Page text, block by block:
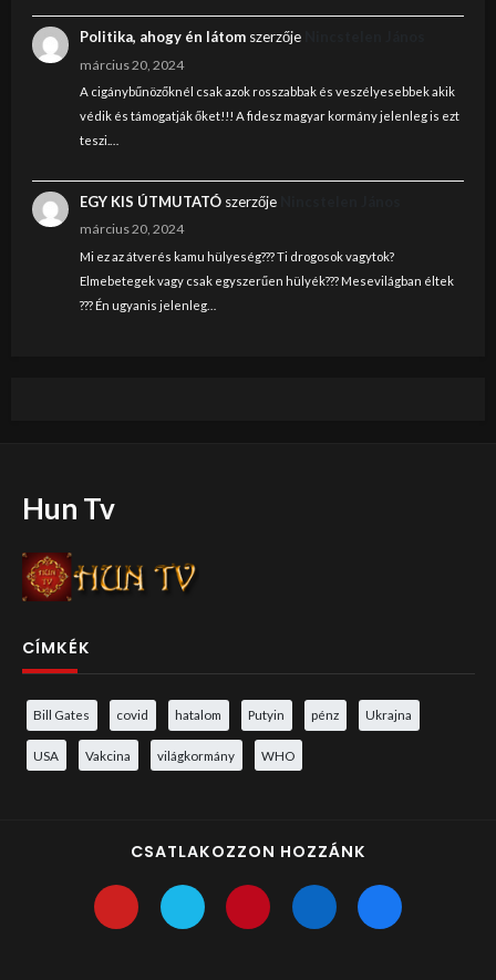
Politika, ahogy én látomszerzője
március 20, 2024
A cigánybűnözőknél csak azok rosszabbak és veszélyesebbek akik
védik és támogatják őket!!! A fidesz magyar kormány jelenleg is ezt
teszi.…
EGY KIS ÚTMUTATÓszerzője
március 20, 2024
Mi ez az átverés kamu hülyeség??? Ti drogosok vagytok?
Elmebetegek vagy csak egyszerűen hülyék??? Mesevilágban éltek
??? Én ugyanis jelenleg…
Hun Tv
CÍMKÉK
Bill Gates covid hatalom Putyin pénz Ukrajna
USA Vakcina világkormány WHO
CSATLAKOZZON HOZZÁNK